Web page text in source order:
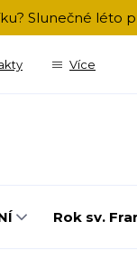
Slunečné léto
Více
Rok sv.